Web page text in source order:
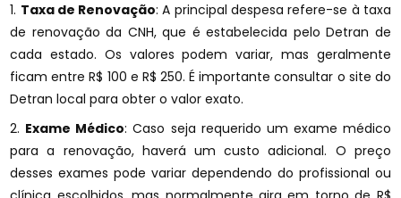
1. Taxa de Renovação: A principal despesa refere-se à taxa
de renovação da CNH, que é estabelecida pelo Detran de
cada estado. Os valores podem variar, mas geralmente
ficam entre R$ 100 e R$ 250. É importante consultar o site do
Detran local para obter o valor exato.
2. Exame Médico: Caso seja requerido um exame médico
para a renovação, haverá um custo adicional. O preço
desses exames pode variar dependendo do profissional ou